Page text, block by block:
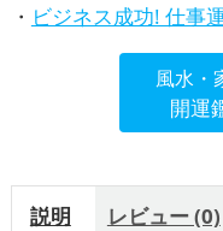
・ ビジネス成功! 仕事運アップ
風水・
開運
説明 レビュー (0)